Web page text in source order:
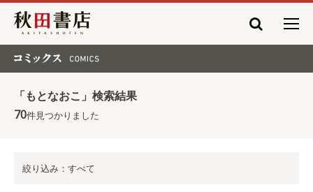
秋田書店
「もとなおこ」検索結果
70件見つかりました
絞り込み：すべて